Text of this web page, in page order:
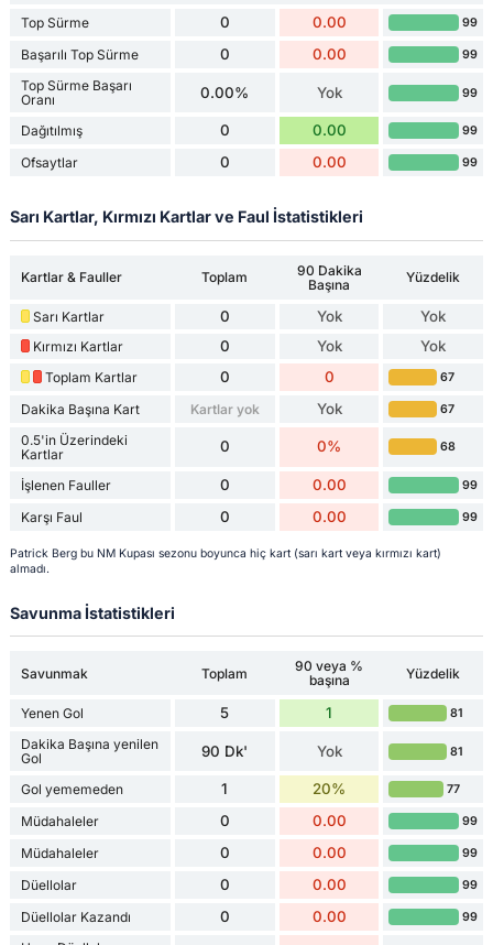
Top Sürme 0 0.00 99
Başarılı Top Sürme 0 0.00 99
Top Sürme Başarı
Oranı
0.00% Yok 99
Dağıtılmış 0 0.00 99
Ofsaytlar 0 0.00 99
Sarı Kartlar, Kırmızı Kartlar ve Faul İstatistikleri
Kartlar & Fauller Toplam
90 Dakika
Başına
Yüzdelik
Sarı Kartlar 0 Yok Yok
Kırmızı Kartlar 0 Yok Yok
Toplam Kartlar 0 0 67
Dakika Başına Kart Kartlar yok Yok 67
0.5'in Üzerindeki
Kartlar
0 0% 68
İşlenen Fauller 0 0.00 99
Karşı Faul 0 0.00 99
Patrick Berg bu NM Kupası sezonu boyunca hiç kart (sarı kart veya kırmızı kart)
almadı.
Savunma İstatistikleri
Savunmak Toplam
90 veya %
başına
Yüzdelik
Yenen Gol 5 1 81
Dakika Başına yenilen
Gol
90 Dk' Yok 81
Gol yememeden 1 20% 77
Müdahaleler 0 0.00 99
Müdahaleler 0 0.00 99
Düellolar 0 0.00 99
Düellolar Kazandı 0 0.00 99